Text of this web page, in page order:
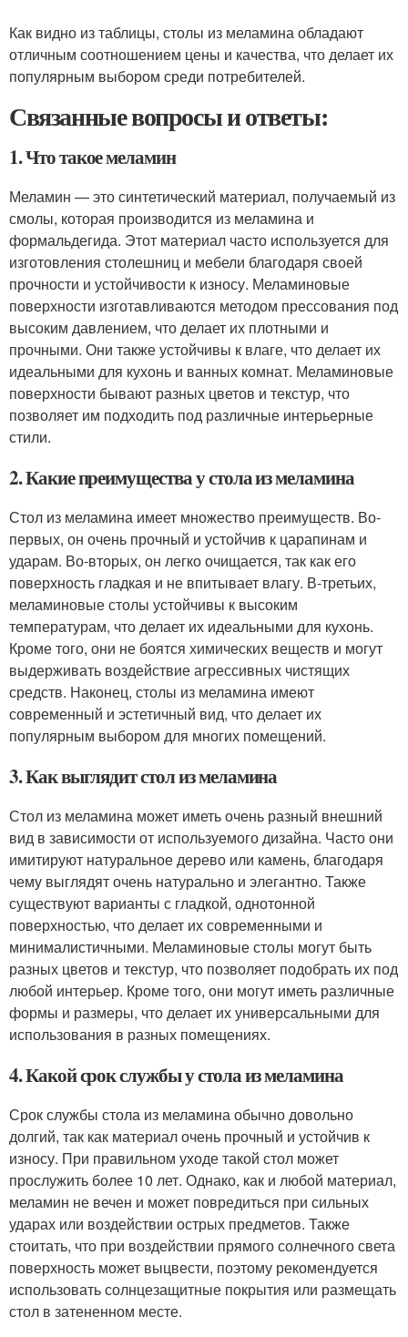
Как видно из таблицы, столы из меламина обладают
отличным соотношением цены и качества, что делает их
популярным выбором среди потребителей.
Связанные вопросы и ответы:
1. Что такое меламин
Меламин — это синтетический материал, получаемый из
смолы, которая производится из меламина и
формальдегида. Этот материал часто используется для
изготовления столешниц и мебели благодаря своей
прочности и устойчивости к износу. Меламиновые
поверхности изготавливаются методом прессования под
высоким давлением, что делает их плотными и
прочными. Они также устойчивы к влаге, что делает их
идеальными для кухонь и ванных комнат. Меламиновые
поверхности бывают разных цветов и текстур, что
позволяет им подходить под различные интерьерные
стили.
2. Какие преимущества у стола из меламина
Стол из меламина имеет множество преимуществ. Во-
первых, он очень прочный и устойчив к царапинам и
ударам. Во-вторых, он легко очищается, так как его
поверхность гладкая и не впитывает влагу. В-третьих,
меламиновые столы устойчивы к высоким
температурам, что делает их идеальными для кухонь.
Кроме того, они не боятся химических веществ и могут
выдерживать воздействие агрессивных чистящих
средств. Наконец, столы из меламина имеют
современный и эстетичный вид, что делает их
популярным выбором для многих помещений.
3. Как выглядит стол из меламина
Стол из меламина может иметь очень разный внешний
вид в зависимости от используемого дизайна. Часто они
имитируют натуральное дерево или камень, благодаря
чему выглядят очень натурально и элегантно. Также
существуют варианты с гладкой, однотонной
поверхностью, что делает их современными и
минималистичными. Меламиновые столы могут быть
разных цветов и текстур, что позволяет подобрать их под
любой интерьер. Кроме того, они могут иметь различные
формы и размеры, что делает их универсальными для
использования в разных помещениях.
4. Какой срок службы у стола из меламина
Срок службы стола из меламина обычно довольно
долгий, так как материал очень прочный и устойчив к
износу. При правильном уходе такой стол может
прослужить более 10 лет. Однако, как и любой материал,
меламин не вечен и может повредиться при сильных
ударах или воздействии острых предметов. Также
стоитать, что при воздействии прямого солнечного света
поверхность может выцвести, поэтому рекомендуется
использовать солнцезащитные покрытия или размещать
стол в затененном месте.